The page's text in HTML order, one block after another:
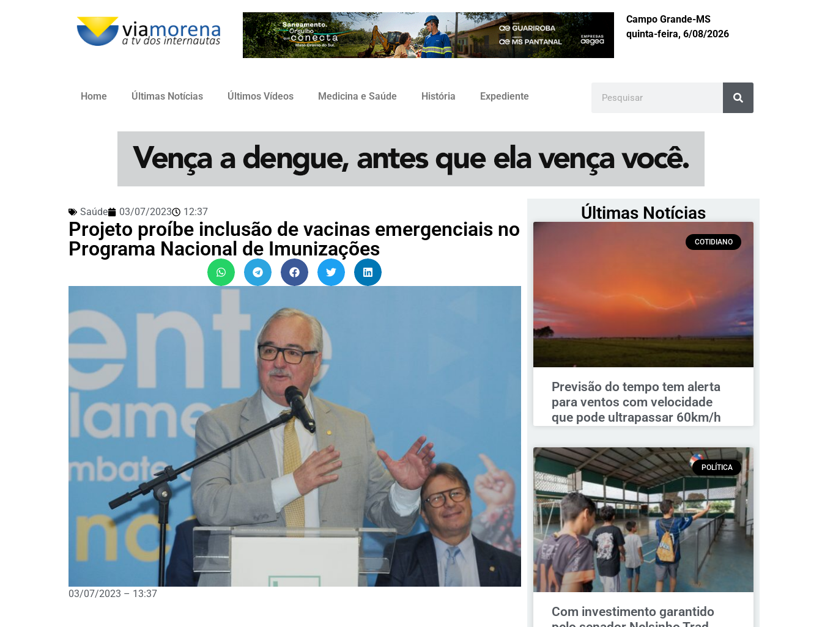
Campo Grande-MS
quinta-feira, 6/08/2026
Home Últimas Notícias Últimos Vídeos Medicina e Saúde História Expediente
Saúde 03/07/2023 12:37
Projeto proíbe inclusão de vacinas emergenciais no
Programa Nacional de Imunizações
03/07/2023 – 13:37
Últimas Notícias
COTIDIANO
Previsão do tempo tem alerta
para ventos com velocidade
que pode ultrapassar 60km/h
POLÍTICA
Com investimento garantido